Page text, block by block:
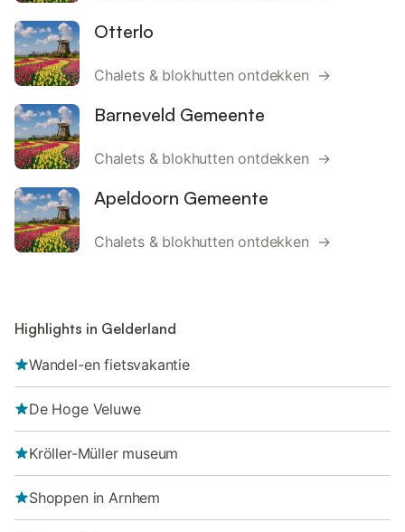
Otterlo
Chalets & blokhutten ontdekken →
Barneveld Gemeente
Chalets & blokhutten ontdekken →
Apeldoorn Gemeente
Chalets & blokhutten ontdekken →
Highlights in Gelderland
Wandel-en fietsvakantie
De Hoge Veluwe
Kröller-Müller museum
Shoppen in Arnhem